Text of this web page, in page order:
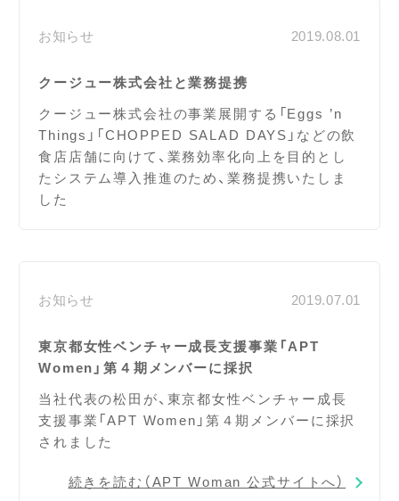
お知らせ 2019.08.01
クージュー株式会社と業務提携
クージュー株式会社の事業展開する「Eggs ’n
Things」「CHOPPED SALAD DAYS」などの飲
食店店舗に向けて、業務効率化向上を目的とし
たシステム導入推進のため、業務提携いたしま
した
お知らせ 2019.07.01
東京都女性ベンチャー成長支援事業「APT
Women」第４期メンバーに採択
当社代表の松田が、東京都女性ベンチャー成長
支援事業「APT Women」第４期メンバーに採択
されました
続きを読む（APT Woman 公式サイトへ）